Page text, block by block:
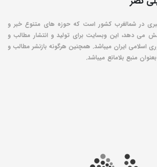
خبری در شمالغرب کشور است که حوزه های متنوع خبر و
می دهد، این وبسایت برای تولید و انتشار مطالب و
اسلامی ایران میباشد. همچنین هرگونه بازنشر مطالب و
منبع بلامانع میباشد.